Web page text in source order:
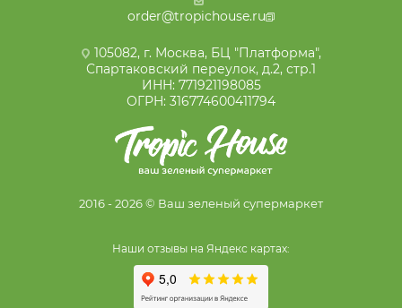
order@tropichouse.ru
105082, г. Москва, БЦ "Платформа",
Спартаковский переулок, д.2, стр.1
ИНН: 771921198085
ОГРН: 316774600411794
2016 - 2026 © Ваш зеленый супермаркет
Наши отзывы на Яндекс картах: